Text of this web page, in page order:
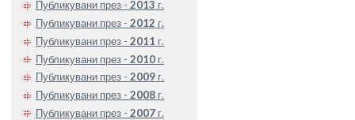
Публикувани през - 2013 г.
Публикувани през - 2012 г.
Публикувани през - 2011 г.
Публикувани през - 2010 г.
Публикувани през - 2009 г.
Публикувани през - 2008 г.
Публикувани през - 2007 г.